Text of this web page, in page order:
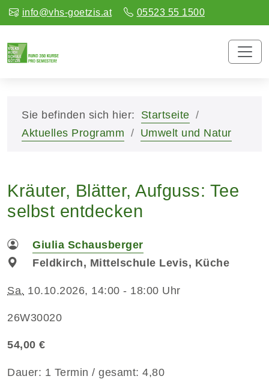
info@vhs-goetzis.at 05523 55 1500
Sie befinden sich hier:
Startseite
Aktuelles Programm
Umwelt und Natur
Kräuter, Blätter, Aufguss: Tee
selbst entdecken
Giulia Schausberger
Feldkirch, Mittelschule Levis, Küche
Sa. 10.10.2026, 14:00 - 18:00 Uhr
26W30020
54,00 €
Dauer: 1 Termin / gesamt: 4,80